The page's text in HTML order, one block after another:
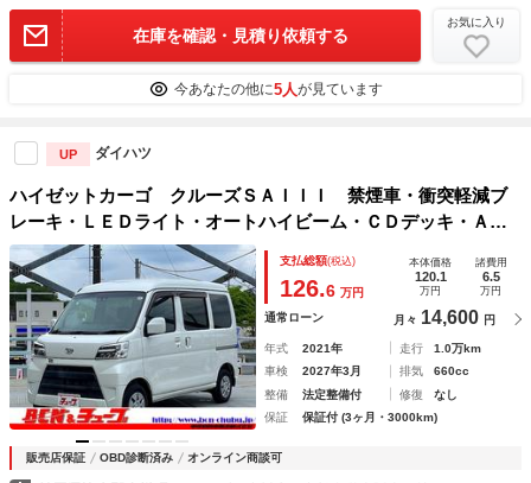
在庫を確認・見積り依頼する
お気に入り
今あなたの他に5人が見ています
UP ダイハツ
ハイゼットカーゴ クルーズＳＡＩＩＩ 禁煙車・衝突軽減ブ
レーキ・ＬＥＤライト・オートハイビーム・ＣＤデッキ・ＡＵ
Ｘ・アイドリングストップ・ＡＣ１００Ｖ電源・オーバーヘッ
ドコンソール・キーレス！
支払総額(税込)
126.6 万円
本体価格
120.1
万円
諸費用
6.5
万円
通常ローン 月々 14,600 円
年式 2021年 走行
1.0万km
車検
2027年3月 排気
660cc
整備
法定整備付 修復
なし
保証
保証付 (3ヶ月・3000km)
販売店保証 OBD診断済み オンライン商談可